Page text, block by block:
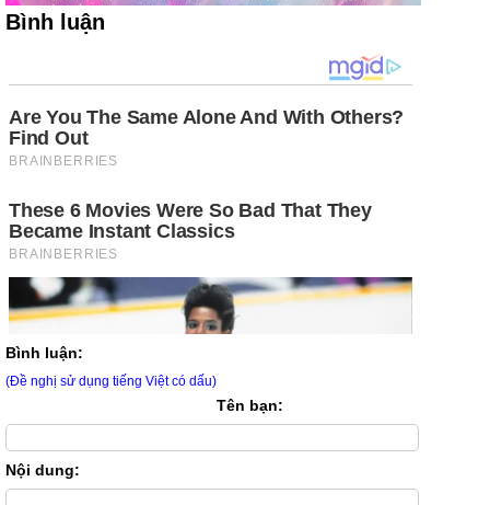
Bình luận
Bình luận:
(Đề nghị sử dụng tiếng Việt có dấu)
Tên bạn:
Nội dung: